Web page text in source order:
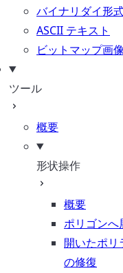
バイナリダイ形
ASCII テキスト
ビットマップ画
ツール
概要
形状操作
概要
ポリゴンへ
開いたポリ
の修復